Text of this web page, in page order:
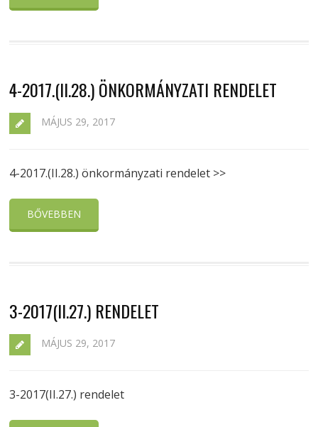
4-2017.(II.28.) ÖNKORMÁNYZATI RENDELET
MÁJUS 29, 2017
4-2017.(II.28.) önkormányzati rendelet >>
BŐVEBBEN
3-2017(II.27.) RENDELET
MÁJUS 29, 2017
3-2017(II.27.) rendelet